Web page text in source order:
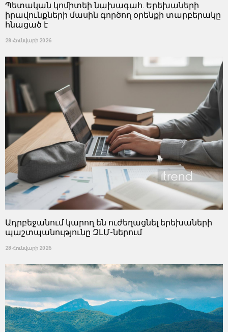
Պետական ​​կոմիտեի նախագահ. Երեխաների
իրավունքների մասին գործող օրենքի տարբերակը
հնացած է
28 Հունվարի 2026
Ադրբեջանում կարող են ուժեղացնել երեխաների
պաշտպանությունը ԶԼՄ-ներում
28 Հունվարի 2026